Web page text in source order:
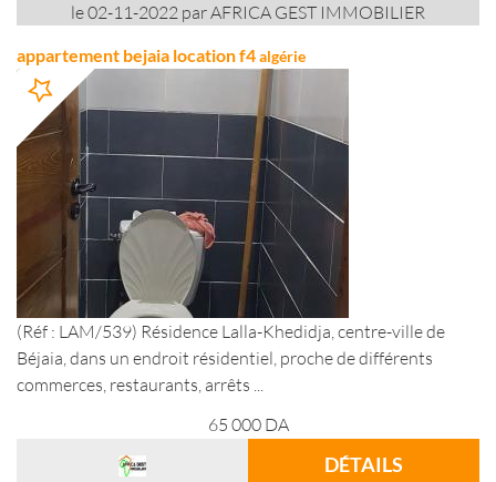
le 02-11-2022 par AFRICA GEST IMMOBILIER
appartement bejaia location f4algérie
(Réf : LAM/539) Résidence Lalla-Khedidja, centre-ville de
Béjaia, dans un endroit résidentiel, proche de différents
commerces, restaurants, arrêts ...
65 000 DA
DÉTAILS